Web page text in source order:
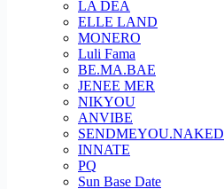
LA DEA
ELLE LAND
MONERO
Luli Fama
BE.MA.BAE
JENEE MER
NIKYOU
ANVIBE
SENDMEYOU.NAKED
INNATE
PQ
Sun Base Date